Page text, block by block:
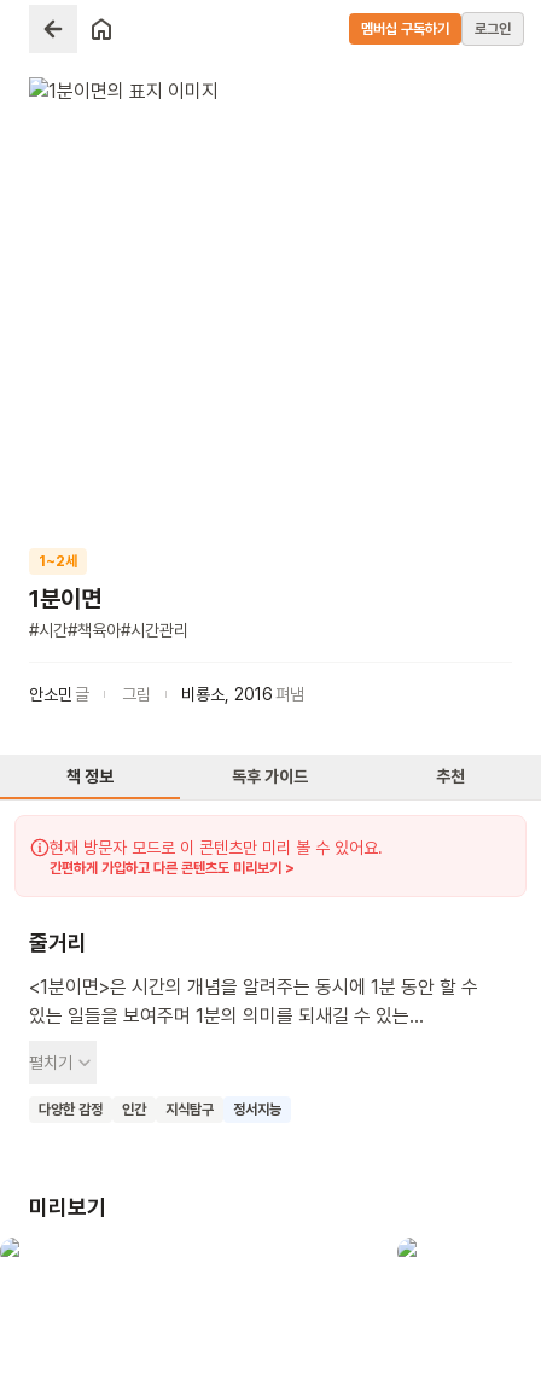
멤버십 구독하기 로그인
1~2세
1분이면
#시간#책육아#시간관리
안소민 글 그림 비룡소 2016펴냄
책 정보 독후 가이드 추천
현재 방문자 모드로 이 콘텐츠만 미리 볼 수 있어요.
간편하게 가입하고 다른 콘텐츠도 미리보기 >
줄거리
<1분이면>은 시간의 개념을 알려주는 동시에 1분 동안 할 수
있는 일들을 보여주며 1분의 의미를 되새길 수 있는
자라날 씨앗을 심을 수도 있고, 이웃에게 반갑게 인사하거나
강아지를 꼭 안아줄 수도 있어요. 이 책은 어린이들에게는
시간에 대한 다양한 관념을, 양육자에게는 휴식의 시간을 함께
주는 그림책. 같은 시간 속에서 살아가는 오든 분들께 이 책을
펼치기
다양한 감정 인간 지식탐구 정서지능
미리보기